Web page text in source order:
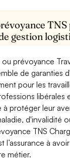
gestion
prévoyance
de garanties
pour les
libérales
à protéger leur
d'invalidité
TNS
l’assurance à
métier.